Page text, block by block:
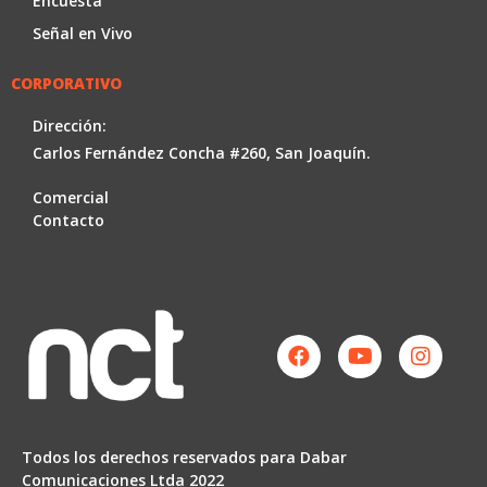
Señal en Vivo
CORPORATIVO
Dirección:
Carlos Fernández Concha #260, San Joaquín.
Comercial
Contacto
Todos los derechos reservados para Dabar
Comunicaciones Ltda 2022